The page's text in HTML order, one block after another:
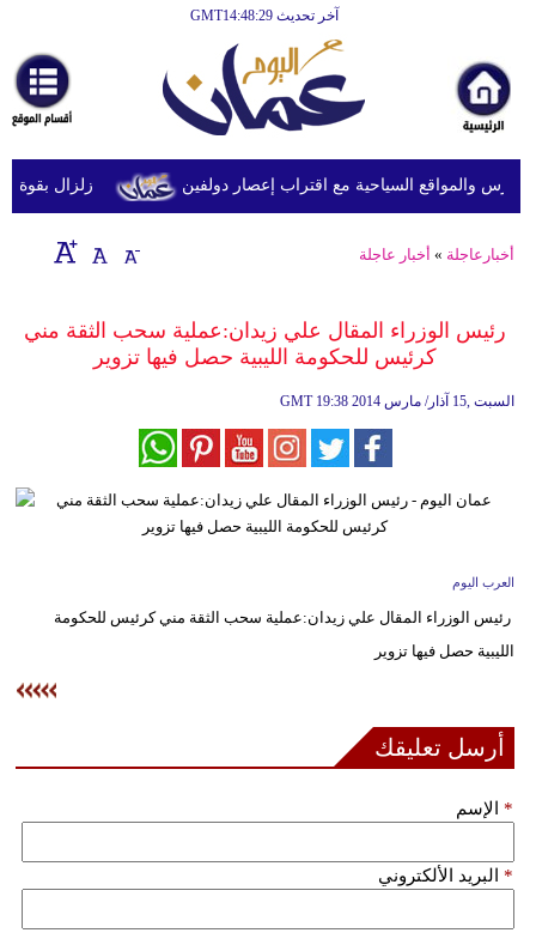
آخر تحديث GMT14:48:29
أخبارعاجلة
رياضة
ثقافة
إقتصاد
وموسيقى
سياحة
علوم
زلزال بقوة 5.9 درجة يضرب جنوب الفلبين دون تسجيل ضحايا والمواقع السياحية مع اقتراب إعصار دولفين
أخبارعاجلة » أخبار عاجلة
رئيس الوزراء المقال علي زيدان:عملية سحب الثقة مني
كرئيس للحكومة الليبية حصل فيها تزوير
GMT 19:38 2014 السبت ,15 آذار/ مارس
العرب اليوم
رئيس الوزراء المقال علي زيدان:عملية سحب الثقة مني كرئيس للحكومة
الليبية حصل فيها تزوير
أرسل تعليقك
الإسم *
البريد الألكتروني *